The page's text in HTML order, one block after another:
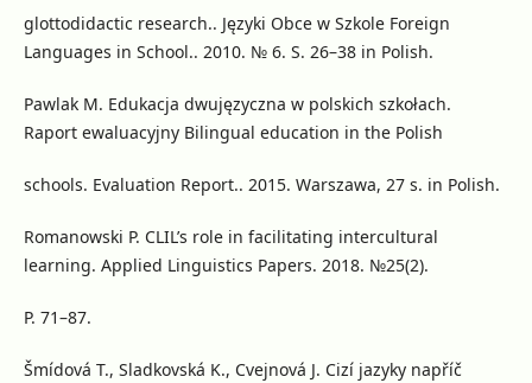
glottodidactic research.. Języki Obce w Szkole Foreign
Languages in School.. 2010. № 6. S. 26–38 in Polish.
Pawlak M. Edukacja dwujęzyczna w polskich szkołach.
Raport ewaluacyjny Bilingual education in the Polish
schools. Evaluation Report.. 2015. Warszawa, 27 s. in Polish.
Romanowski P. CLIL’s role in facilitating intercultural
learning. Applied Linguistics Papers. 2018. №25(2).
P. 71–87.
Šmídová T., Sladkovská K., Cvejnová J. Cizí jazyky napříč